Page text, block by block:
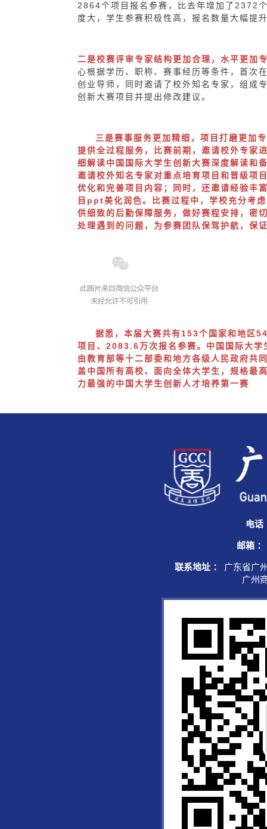
2864个项目报名参赛，比去年增加了2372
度大，学生参赛积极性高， 报名数量大幅提
二是校赛评审专家结构更加合理，水平更加
心根据学历、职称、赛事经历等条件， 首次
创业导师，同时邀请了校外知名专家， 组成
创新大赛项目并提出修改建议。
三是赛事服务更加精细，项目打磨更加
提供全过程服务，比赛前期，邀请校外专家
细解读中国国际大学生创新大赛深度解读和
邀请校外知名专家对重点培育项目和晋级项
优化和完善项目内容；同时，还邀请经验丰
目ppt美化润色。比赛过程中，学校充分考
供细致的后勤保障服务，做好赛程安排，密
处理遇到的问题，为参赛团队保驾护航，保
据悉，本届大赛共有153个国家和地区
项目、2083.6万次报名参赛。中国国际大
由教育部等十二部委和地方各级人民政府共
盖中国所有高校、面向全体大学生，规格最
力最强的中国大学生创新人才培养第一赛
电话
邮箱 ：
联系地址 ：
广东省广
广州商学院